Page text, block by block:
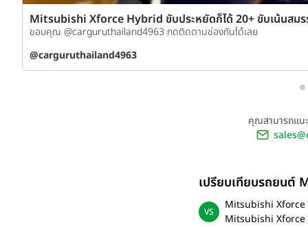
Mitsubishi Xforce Hybrid ขับประหยัดก็ได้ 20+ ขับเน้นสมร
ขอบคุณ @carguruthailand4963 กดติดตามช่องกันได้เลย
@carguruthailand4963
คุณสามารถแน
เปรียบเทียบรถยนต์
Mitsubishi Xforce
Mitsubishi Xforce